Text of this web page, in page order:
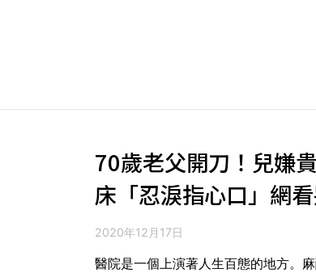
70歲老父開刀！兒嫌
床「忍淚指心口」網
2020年12月17日
醫院是一個上演著人生百態的地方。